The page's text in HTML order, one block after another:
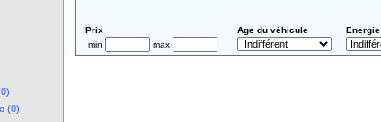
(0)
Prix
Age du véhicule
Energie
min
max